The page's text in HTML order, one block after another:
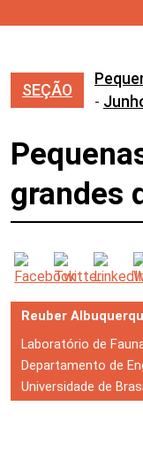
SEÇÃO
-
grandes
Reuber
Laboratório de
Departamento de
Universidade de